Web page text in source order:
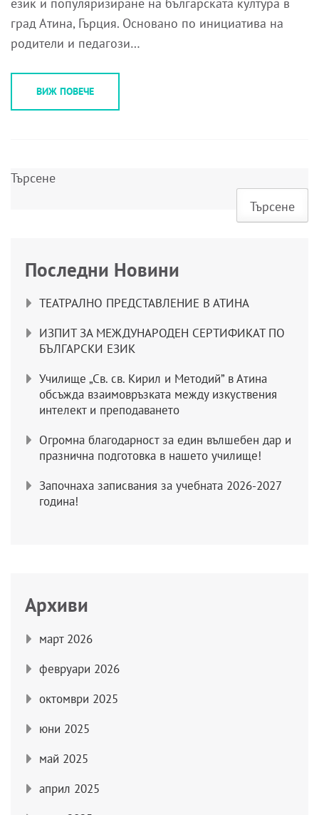
град Атина, Гърция. Основано по инициатива на
родители и педагози…
ВИЖ ПОВЕЧЕ
Търсене
Търсене
Последни Новини
ТЕАТРАЛНО ПРЕДСТАВЛЕНИЕ В АТИНА
ИЗПИТ ЗА МЕЖДУНАРОДЕН СЕРТИФИКАТ ПО
БЪЛГАРСКИ ЕЗИК
Училище „Св. св. Кирил и Методий” в Атина
обсъжда взаимовръзката между изкуствения
интелект и преподаването
Огромна благодарност за един вълшебен дар и
празнична подготовка в нашето училище!
Започнаха записвания за учебната 2026-2027
година!
Архиви
март 2026
февруари 2026
октомври 2025
юни 2025
май 2025
април 2025